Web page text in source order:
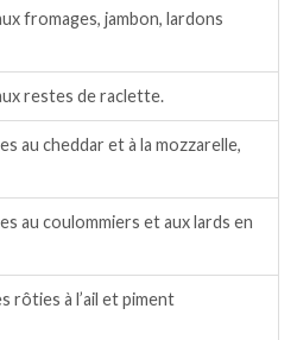
fromages, jambon, lardons
restes de raclette.
au cheddar et à la mozzarelle,
au coulommiers et aux lards en
rôties à l’ail et piment